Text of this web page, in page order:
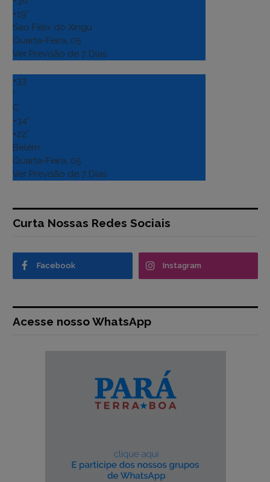
+19°
Sao Felix do Xingu
Quarta-Feira, 05
Ver Previsão de 7 Dias
+33
°
C
+34°
+22°
Belém
Quarta-Feira, 05
Ver Previsão de 7 Dias
Curta Nossas Redes Sociais
Facebook Instagram
Acesse nosso WhatsApp